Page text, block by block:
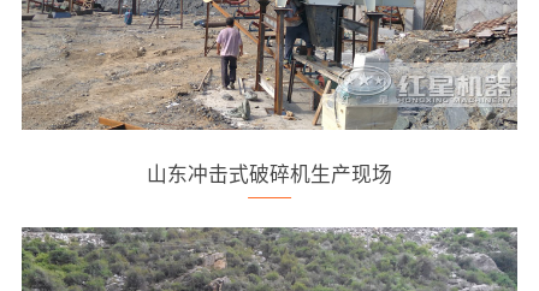
山东冲击式破碎机生产现场